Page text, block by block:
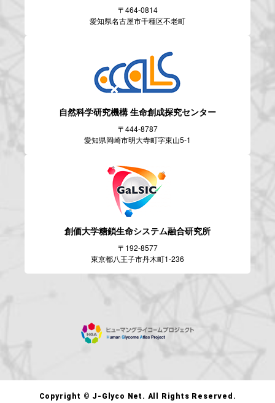
〒464-0814
愛知県名古屋市千種区不老町
自然科学研究機構生命創成探究センター
〒444-8787
愛知県岡崎市明大寺町字東山5-1
創価大学糖鎖生命システム融合研究所
〒192-8577
東京都八王子市丹木町1-236
Copyright © J-Glyco Net. All Rights Reserved.